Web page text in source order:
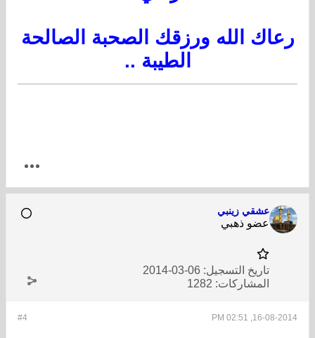
رعاك الله ورزقك الصحبة الصالحة
الطيبة ..
عشقي زينبي
عضو ذهبي
تاريخ التسجيل: 06-03-2014
المشاركات: 1282
#4 16-08-2014, 02:51 PM